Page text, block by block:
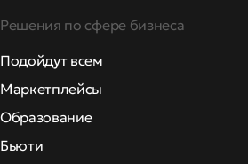
Решения по сфере бизнеса
Подойдут всем
Маркетплейсы
Образование
Бьюти